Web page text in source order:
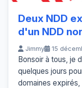
Deux NDD
d'un NDD
Jimmy 15
Bonsoir à tous, je
quelques jours
domaines